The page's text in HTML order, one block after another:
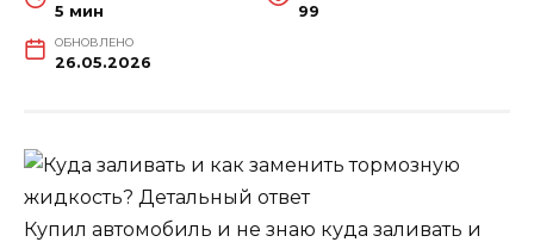
5 мин 99
ОБНОВЛЕНО
26.05.2026
Купил автомобиль и не знаю куда заливать и